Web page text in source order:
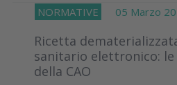
NORMATIVE 05 Marzo
Ricetta
sanitario elettronico:
della CAO